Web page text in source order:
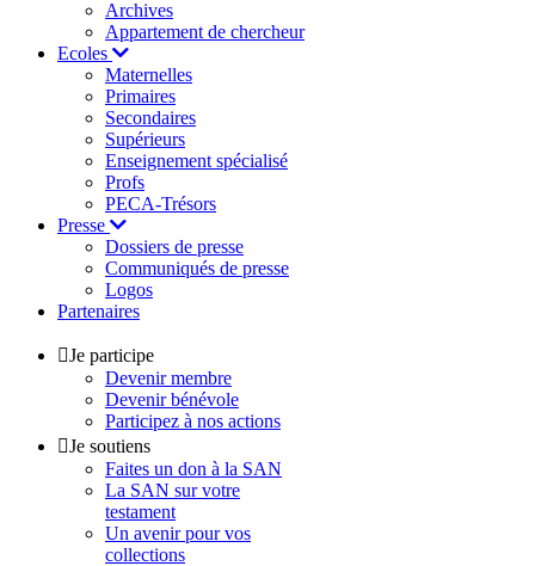
Archives
Appartement de chercheur
Ecoles
Maternelles
Primaires
Secondaires
Supérieurs
Enseignement spécialisé
Profs
PECA-Trésors
Presse
Dossiers de presse
Communiqués de presse
Logos
Partenaires
Je participe
Devenir membre
Devenir bénévole
Participez à nos actions
Je soutiens
Faites un don à la SAN
La SAN sur votre
testament
Un avenir pour vos
collections